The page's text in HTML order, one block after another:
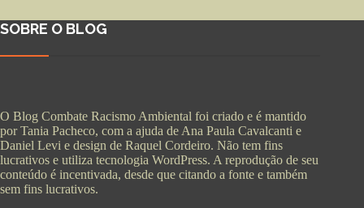
SOBRE O BLOG
O Blog Combate Racismo Ambiental foi criado e é mantido
por Tania Pacheco, com a ajuda de Ana Paula Cavalcanti e
Daniel Levi e design de Raquel Cordeiro. Não tem fins
lucrativos e utiliza tecnologia WordPress. A reprodução de seu
conteúdo é incentivada, desde que citando a fonte e também
sem fins lucrativos.